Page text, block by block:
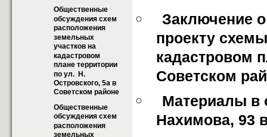
Общественные
обсуждения схем
расположения
земельных
участков на
кадастровом
плане территории
по ул.  Н.
Островского, 5а в
Советском районе
Общественные
обсуждения схем
расположения
земельных
Заключение
проекту
кадастровом
Советском
Материалы в
Нахимова, 93